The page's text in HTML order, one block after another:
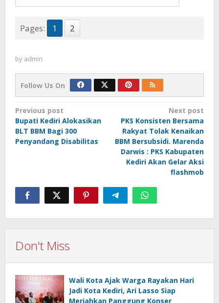
Pages: 1 2
by admin
Follow Us On
Post
navigation
Previous post
Bupati Kediri Alokasikan
BLT BBM Bagi 300
Penyandang Disabilitas
Next post
PKS Konsisten Bersama
Rakyat Tolak Kenaikan
BBM Bersubsidi. Marenda
Darwis : PKS Kabupaten
Kediri Akan Gelar Aksi
flashmob
Don't Miss
Wali Kota Ajak Warga Rayakan Hari
Jadi Kota Kediri, Ari Lasso Siap
Meriahkan Panggung Konser